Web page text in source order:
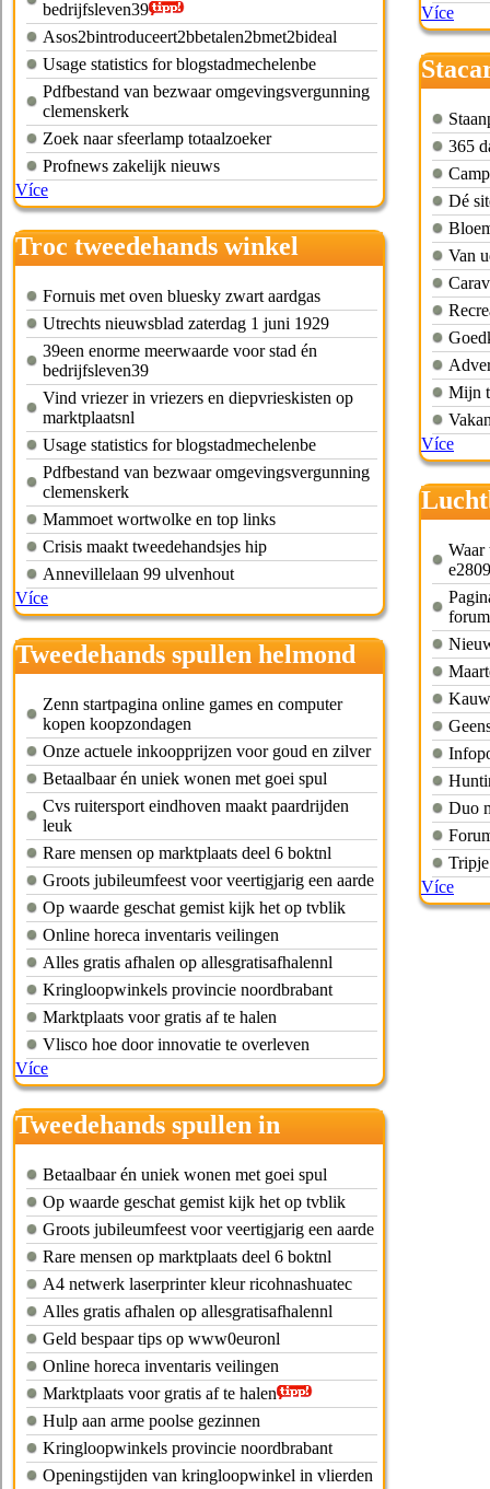
bedrijfsleven39
Asos2bintroduceert2bbetalen2bmet2bideal
Usage statistics for blogstadmechelenbe
Pdfbestand van bezwaar omgevingsvergunning
clemenskerk
Zoek naar sfeerlamp totaalzoeker
Profnews zakelijk nieuws
Více
Troc tweedehands winkel
helmond
Fornuis met oven bluesky zwart aardgas
Utrechts nieuwsblad zaterdag 1 juni 1929
39een enorme meerwaarde voor stad én
bedrijfsleven39
Vind vriezer in vriezers en diepvrieskisten op
marktplaatsnl
Usage statistics for blogstadmechelenbe
Pdfbestand van bezwaar omgevingsvergunning
clemenskerk
Mammoet wortwolke en top links
Crisis maakt tweedehandsjes hip
Annevillelaan 99 ulvenhout
Více
Tweedehands spullen helmond
Zenn startpagina online games en computer
kopen koopzondagen
Onze actuele inkoopprijzen voor goud en zilver
Betaalbaar én uniek wonen met goei spul
Cvs ruitersport eindhoven maakt paardrijden
leuk
Rare mensen op marktplaats deel 6 boktnl
Groots jubileumfeest voor veertigjarig een aarde
Op waarde geschat gemist kijk het op tvblik
Online horeca inventaris veilingen
Alles gratis afhalen op allesgratisafhalennl
Kringloopwinkels provincie noordbrabant
Marktplaats voor gratis af te halen
Vlisco hoe door innovatie te overleven
Více
Tweedehands spullen in
helmond
Betaalbaar én uniek wonen met goei spul
Op waarde geschat gemist kijk het op tvblik
Groots jubileumfeest voor veertigjarig een aarde
Rare mensen op marktplaats deel 6 boktnl
A4 netwerk laserprinter kleur ricohnashuatec
Alles gratis afhalen op allesgratisafhalennl
Geld bespaar tips op www0euronl
Online horeca inventaris veilingen
Marktplaats voor gratis af te halen
Hulp aan arme poolse gezinnen
Kringloopwinkels provincie noordbrabant
Openingstijden van kringloopwinkel in vlierden
Více
365
Dé
Van
Mijn
Více
Waar
Duo
Více